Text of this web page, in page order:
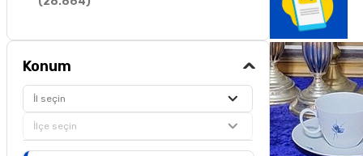
Konum
İl seçin
İlçe seçin